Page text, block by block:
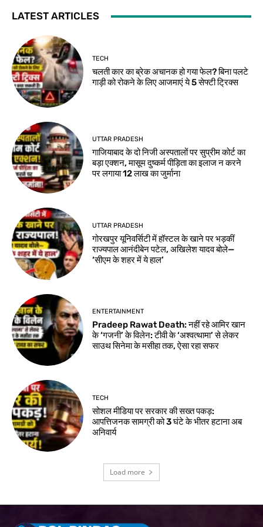
LATEST ARTICLES
TECH
चलती कार का ब्रेक अचानक हो गया फेल? बिना पलटे
गाड़ी को रोकने के लिए आजमाएं ये 5 सेफ्टी ट्रिक्स
UTTAR PRADESH
गाजियाबाद के दो निजी अस्पतालों पर सुप्रीम कोर्ट का
बड़ा एक्शन, मासूम दुष्कर्म पीड़िता का इलाज न करने
पर लगाया 12 लाख का जुर्माना
UTTAR PRADESH
गोरखपुर यूनिवर्सिटी में हॉस्टल के खाने पर भड़कीं
राज्यपाल आनंदीबेन पटेल, अखिलेश यादव बोले—
‘सीएम के शहर में ये हाल’
ENTERTAINMENT
Pradeep Rawat Death: नहीं रहे आमिर खान
के ‘गजनी’ के विलेन: टीवी के ‘अश्वत्थामा’ से लेकर
साउथ सिनेमा के मसीहा तक, ऐसा रहा सफर
TECH
सोशल मीडिया पर सरकार की सख्त पकड़:
आपत्तिजनक सामग्री को 3 घंटे के भीतर हटाना अब
अनिवार्य
Load more